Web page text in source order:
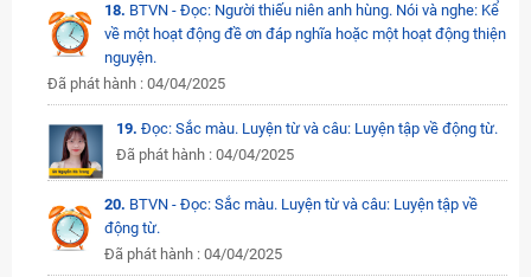
18. BTVN - Đọc: Người thiếu niên anh hùng. Nói và nghe: Kể
về một hoạt động đề ơn đáp nghĩa hoặc một hoạt động thiện
nguyện.
Đã phát hành : 04/04/2025
19. Đọc: Sắc màu. Luyện từ và câu: Luyện tập về động từ.
Đã phát hành : 04/04/2025
20. BTVN - Đọc: Sắc màu. Luyện từ và câu: Luyện tập về
động từ.
Đã phát hành : 04/04/2025